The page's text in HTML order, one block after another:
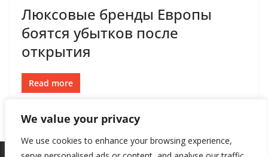
We value your privacy
We use cookies to enhance your browsing experience,
Люксовые бренды Европы
боятся убытков после
открытия
Read more